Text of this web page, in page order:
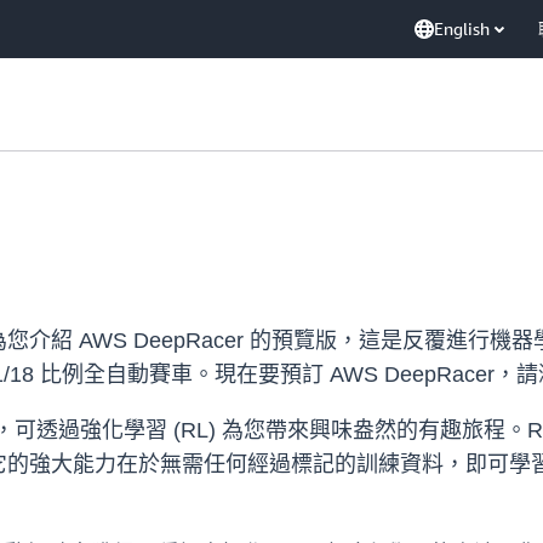
English
介紹 AWS DeepRacer 的預覽版，這是反覆進行機
比例全自動賽車。現在要預訂 AWS DeepRacer，
可透過強化學習 (RL) 為您帶來興味盎然的有趣旅程。
強大能力在於無需任何經過標記的訓練資料，即可